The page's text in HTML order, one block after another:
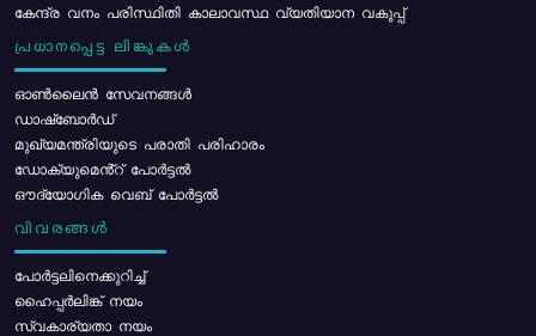
കേന്ദ്ര വനം പരിസ്ഥിതി കാലാവസ്ഥ വ്യതിയാന വകുപ്പ്
പ്രധാനപ്പെട്ട ലിങ്കുകൾ
ഓൺലൈൻ സേവനങ്ങൾ
ഡാഷ്ബോർഡ്
മുഖ്യമന്ത്രിയുടെ പരാതി പരിഹാരം
ഡോക്യുമെൻ്റ് പോർട്ടൽ
ഔദ്യോഗിക വെബ് പോർട്ടൽ
വിവരങ്ങൾ
പോര്‍ട്ടലിനെക്കുറിച്ച്
ഹൈപ്പർലിങ്ക് നയം
സ്വകാര്യതാ നയം